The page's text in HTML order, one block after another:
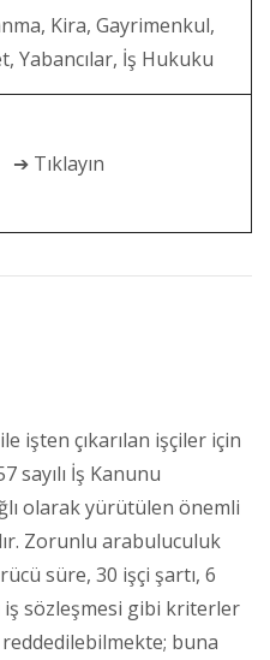
Kira, Gayrimenkul,
Yabancılar, İş Hukuku
➔ Tıklayın
işten çıkarılan işçiler için
sayılı İş Kanunu
olarak yürütülen önemli
Zorunlu arabuluculuk
süre, 30 işçi şartı, 6
iş sözleşmesi gibi kriterler
buna